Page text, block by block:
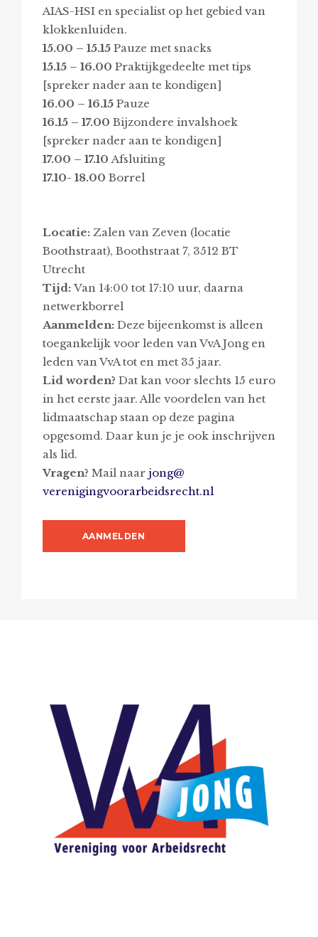
AIAS-HSI en specialist op het gebied van
klokkenluiden.
15.00 – 15.15Pauze met snacks
15.15 – 16.00 Praktijkgedeelte met tips
[spreker nader aan te kondigen]
16.00 – 16.15Pauze
16.15 – 17.00 Bijzondere invalshoek
[spreker nader aan te kondigen]
17.00 – 17.10 Afsluiting
17.10- 18.00 Borrel
Locatie:Zalen van Zeven (locatie
Boothstraat), Boothstraat 7, 3512 BT
Utrecht
Tijd:Van 14:00 tot 17:10 uur, daarna
netwerkborrel
Aanmelden:Deze bijeenkomst is alleen
toegankelijk voor leden van VvA Jong en
leden van VvA tot en met 35 jaar.
Lid worden? Dat kan voor slechts 15 euro
in het eerste jaar. Alle voordelen van het
lidmaatschap staan op deze pagina
opgesomd. Daar kun je je ook inschrijven
als lid.
Vragen? Mail naar jong@
verenigingvoorarbeidsrecht.nl
AANMELDEN